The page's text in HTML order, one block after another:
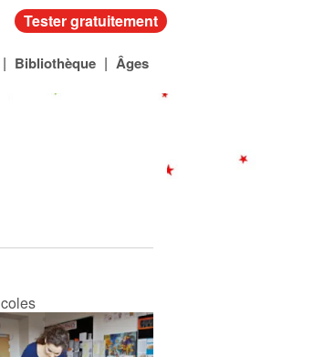
Tester gratuitement
| Bibliothèque | Âges